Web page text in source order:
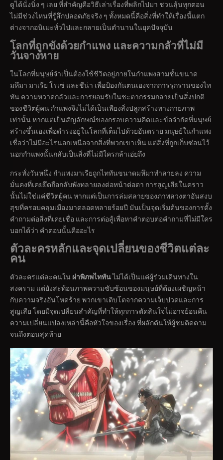
ดูได้นั่งนิ่ง ๆ เลย ที่สำคัญคือวิธีเล่าเรื่องที่พลิกไปมา ชวนลุ้นทุกตอน
ไม่มีช่วงไหนที่รู้สึกปลอดภัยจริง ๆ ทั้งหมดนี้คือสิ่งที่ทำให้เรื่องนี้แตก
ต่างจากอนิเมะทั่วไปและกลายเป็นตำนานในยุคปัจจุบัน
โลกที่ถูกขังด้วยกำแพง และความกลัวที่ไม่มี
วันจางหาย
ในโลกที่มนุษย์จำเป็นต้องใช้ชีวิตอยู่ภายในกำแพงสามชั้นขนาด
มหึมา มาเรีย โรเซ่ และชีน่า เพื่อป้องกันตนเองจากการรุกรานของไท
ทัน ความหวาดกลัวและการยอมรับในชะตากรรมกลายเป็นสิ่งปกติ
ของชีวิตผู้คน กำแพงจึงไม่ได้เป็นเพียงสิ่งปลูกสร้างทางกายภาพ
เท่านั้น หากแต่เป็นสัญลักษณ์ของกรอบความคิดและข้อจำกัดที่มนุษย์
สร้างขึ้นเองเพื่อดำรงอยู่ในโลกที่เต็มไปด้วยอันตราย มนุษย์ในกำแพง
เชื่อว่าไม่มีอะไรนอกเหนือจากสิ่งที่พวกเขาเห็น แต่สิ่งที่ถูกเก็บซ่อนไว้
นอกกำแพงนั้นกลับเป็นสิ่งที่ไม่มีใครกล้าเอ่ยถึง
กระทั่งวันหนึ่ง กำแพงมาเรียถูกไททันขนาดมหึมาทำลายลง ความ
มั่นคงที่เคยยึดถือกลับพังทลายลงต่อหน้าต่อตา การสูญเสียในคราว
นั้นไม่ใช่แค่ชีวิตผู้คน หากแต่เป็นการล่มสลายของภาพลวงตาอันสงบ
สุขที่ครอบคลุมเมืองมาตลอดหลายร้อยปี มันเป็นจุดเริ่มต้นของการตั้ง
คำถามต่อสิ่งที่เคยเชื่อ และการต่อสู้เพื่อหาคำตอบต่อคำถามที่ไม่มีใคร
บอกได้ว่า คำตอบนั้นคืออะไร
ตัวละครหลักและจุดเปลี่ยนของชีวิตแต่ละ
คน
ตัวละครแต่ละคนใน ผ่าพิภพไททันไม่ได้เป็นแค่ผู้ร่วมเดินทางใน
สงคราม แต่ยังสะท้อนภาพความซับซ้อนของมนุษย์ที่ต้องเผชิญหน้า
กับความจริงอันโหดร้าย พวกเขาเติบโตจากความเจ็บปวดและการ
สูญเสีย โดยมีจุดเปลี่ยนสำคัญที่ทำให้ทุกการตัดสินใจไม่อาจย้อนคืน
ความเปลี่ยนแปลงเหล่านี้คือหัวใจของเรื่อง ที่ผลักดันให้ผู้ชมติดตาม
จนถึงตอนสุดท้าย